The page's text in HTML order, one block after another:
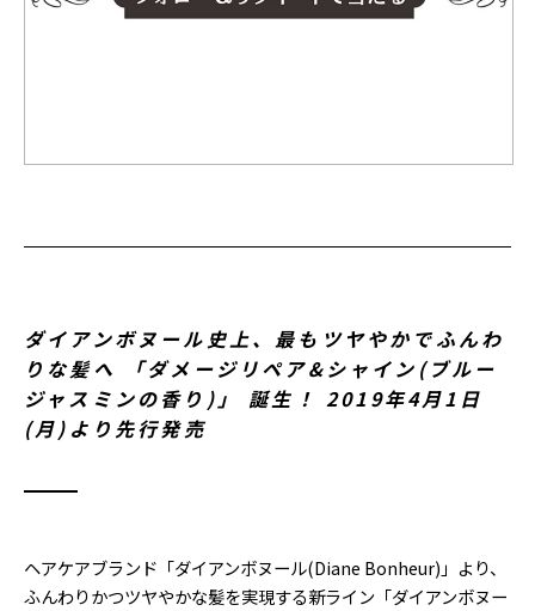
ダイアンボヌール史上、最もツヤやかでふんわ
りな髪へ 「ダメージリペア&シャイン(ブルー
ジャスミンの香り)」 誕生！ 2019年4月1日
(月)より先行発売
ヘアケアブランド「ダイアンボヌール(Diane Bonheur)」より、
ふんわりかつツヤやかな髪を実現する新ライン「ダイアンボヌー